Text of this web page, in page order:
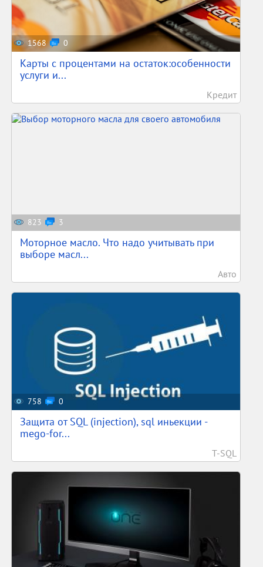
1568 0
Карты с процентами на остаток:особенности
услуги и...
Кредит
823 3
Моторное масло. Что надо учитывать при
выборе масл...
Авто
758 0
Защита от SQL (injection), sql иньекции -
mego-for...
T-SQL